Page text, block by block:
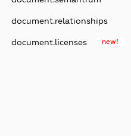
document.relationships
document.licenses new!